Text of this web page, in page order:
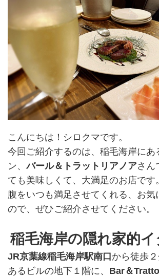
こんにちは！シロクマです。
今回ご紹介するのは、稲毛海岸にあ
ン、バール＆トラットリアノアさん
ても美味しくて、大満足のお店です
腹をいつも満足させてくれる、お気
ので、ぜひご紹介させてください。
稲毛海岸の隠れ家的
JR京葉線稲毛海岸駅南口から徒歩
あるビルの地下１階に、 Bar＆